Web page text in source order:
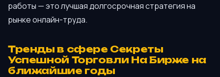
работы — это лучшая долгосрочная стратегия на
рынке онлайн-труда.
Тренды в сфере Секреты
Успешной Торговли На Бирже на
ближайшие годы